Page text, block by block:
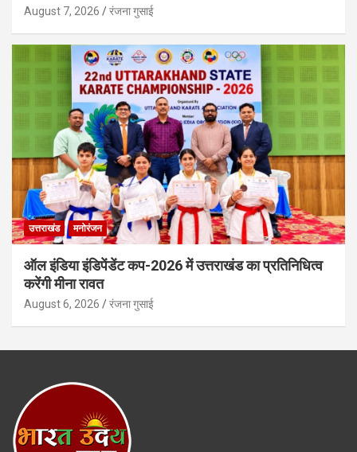
August 7, 2026 रंजना गुसाई
उत्तराखंड मनोरंजन
ऑल इंडिया इंडिपेंडेंट कप-2026 में उत्तराखंड का प्रतिनिधित्व
करेंगी मीना रावत
August 6, 2026 रंजना गुसाई